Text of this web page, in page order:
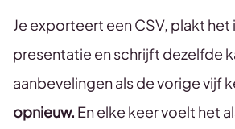
Je exporteert een CSV, plakt het
presentatie en schrijft dezelfde
aanbevelingen als de vorige vijf
opnieuw. En elke keer voelt het